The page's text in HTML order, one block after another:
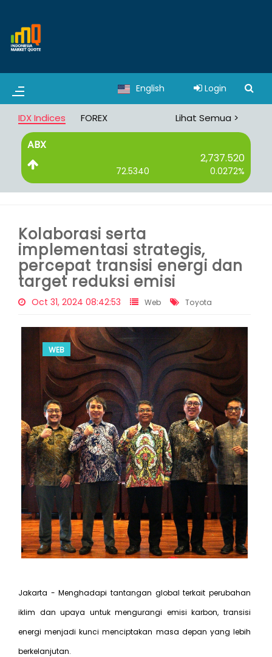
English Login
IDX Indices FOREX Lihat Semua >
ABX
2,737.520
72.5340 0.0272%
Kolaborasi serta
implementasi strategis,
percepat transisi energi dan
target reduksi emisi
Oct 31, 2024 08:42:53 Web Toyota
WEB
Jakarta - Menghadapi tantangan global terkait perubahan
iklim dan upaya untuk mengurangi emisi karbon, transisi
energi menjadi kunci menciptakan masa depan yang lebih
berkelanjutan.